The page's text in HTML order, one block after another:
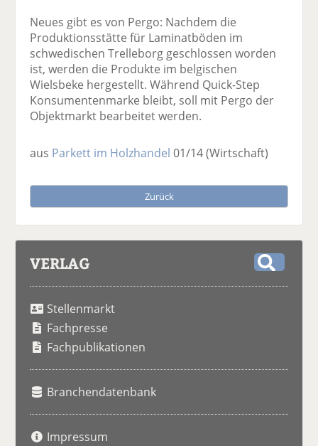
Neues gibt es von Pergo: Nachdem die
Produktionsstätte für Laminatböden im
schwedischen Trelleborg geschlossen worden
ist, werden die Produkte im belgischen
Wielsbeke hergestellt. Während Quick-Step
Konsumentenmarke bleibt, soll mit Pergo der
Objektmarkt bearbeitet werden.
aus Parkett im Holzhandel 01/14(Wirtschaft)
Zurück
VERLAG
Stellenmarkt
Fachpresse
Fachpublikationen
Branchendatenbank
Impressum